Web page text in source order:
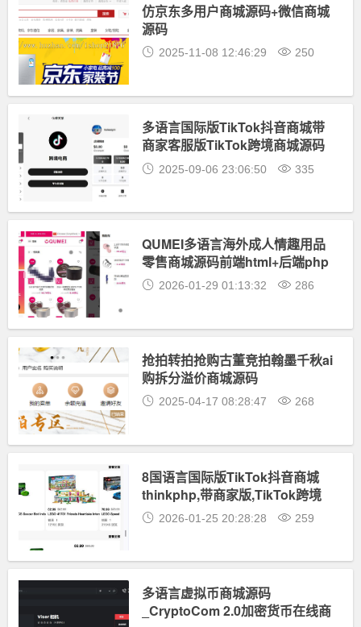
仿京东多用户商城源码+微信商城
源码
2025-11-08 12:46:29 250
多语言国际版TikTok抖音商城带
商家客服版TikTok跨境商城源码
内嵌tiktok内置客服文本说明
2025-09-06 23:06:50 335
QUMEI多语言海外成人情趣用品
零售商城源码前端html+后端php
2026-01-29 01:13:32 286
抢拍转拍抢购古董竞拍翰墨千秋ai
购拆分溢价商城源码
2025-04-17 08:28:47 268
8国语言国际版TikTok抖音商城
thinkphp,带商家版,TikTok跨境
商城源码-前端编译后的
2026-01-25 20:28:28 259
多语言虚拟币商城源码
_CryptoCom 2.0加密货币在线商